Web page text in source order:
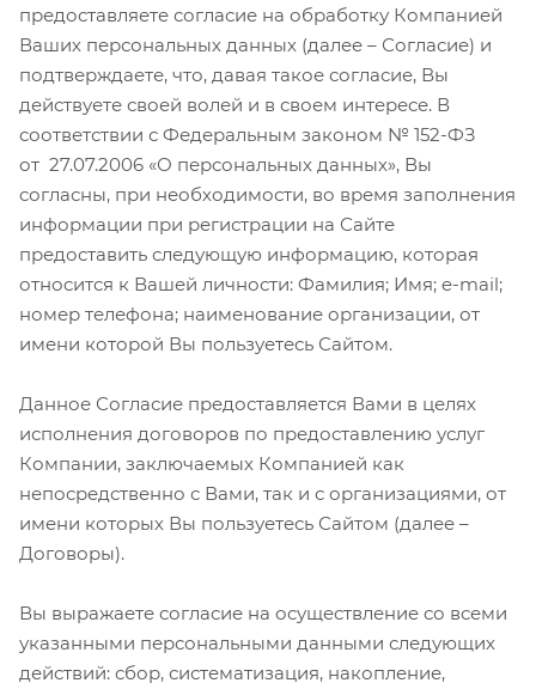
предоставляете согласие на обработку Компанией
Ваших персональных данных (далее – Согласие) и
подтверждаете, что, давая такое согласие, Вы
действуете своей волей и в своем интересе. В
соответствии с Федеральным законом № 152-ФЗ
от 27.07.2006 «О персональных данных», Вы
согласны, при необходимости, во время заполнения
информации при регистрации на Сайте
предоставить следующую информацию, которая
относится к Вашей личности: Фамилия; Имя; e-mail;
номер телефона; наименование организации, от
имени которой Вы пользуетесь Сайтом.
Данное Согласие предоставляется Вами в целях
исполнения договоров по предоставлению услуг
Компании, заключаемых Компанией как
непосредственно с Вами, так и с организациями, от
имени которых Вы пользуетесь Сайтом (далее –
Договоры).
Вы выражаете согласие на осуществление со всеми
указанными персональными данными следующих
действий: сбор, систематизация, накопление,